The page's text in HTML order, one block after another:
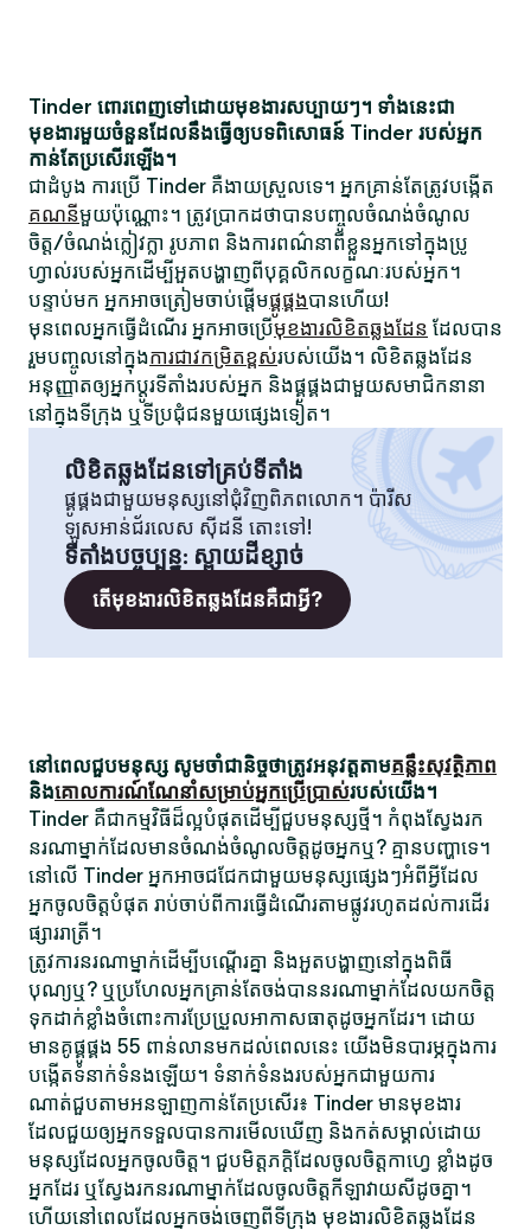
Tinder ពោរពេញទៅដោយមុខងារសប្បាយៗ។ ទាំងនេះជា
មុខងារមួយចំនួនដែលនឹងធ្វើឲ្យបទពិសោធន៍ Tinder របស់អ្នក
កាន់តែប្រសើរឡើង។
ជាដំបូង ការប្រើ Tinder គឺងាយស្រួលទេ។ អ្នកគ្រាន់តែត្រូវបង្កើត
គណនីមួយប៉ុណ្ណោះ។ ត្រូវប្រាកដថាបានបញ្ចូលចំណង់ចំណូល
ចិត្ត/ចំណង់ក្លៀវក្លា រូបភាព និងការពណ៌នាពីខ្លួនអ្នកទៅក្នុងប្រូ
ហ្វាល់របស់អ្នកដើម្បីអួតបង្ហាញពីបុគ្គលិកលក្ខណៈរបស់អ្នក។
បន្ទាប់មក អ្នកអាចត្រៀមចាប់ផ្តើមផ្គូផ្គងបានហើយ!
មុនពេលអ្នកធ្វើដំណើរ អ្នកអាចប្រើមុខងារលិខិតឆ្លងដែន ដែលបាន
រួមបញ្ចូលនៅក្នុងការជាវកម្រិតខ្ពស់របស់យើង។ លិខិតឆ្លងដែន
អនុញ្ញាតឲ្យអ្នកប្តូរទីតាំងរបស់អ្នក និងផ្គូផ្គងជាមួយសមាជិកនានា
នៅក្នុងទីក្រុង ឬទីប្រជុំជនមួយផ្សេងទៀត។
លិខិតឆ្លងដែនទៅគ្រប់ទីតាំង
ផ្គូផ្គងជាមួយមនុស្សនៅជុំវិញពិភពលោក។ ប៉ារីស
ឡូសអាន់ជ័រលេស ស៊ីដនី តោះទៅ!
ទីតាំងបច្ចុប្បន្ន: ស្ពាយដីខ្សាច់
តើមុខងារលិខិតឆ្លងដែនគឺជាអ្វី?
នៅពេលជួបមនុស្ស សូមចាំជានិច្ចថាត្រូវអនុវត្តតាមគន្លឹះសុវត្ថិភាព
និងគោលការណ៍ណែនាំសម្រាប់អ្នកប្រើប្រាស់របស់យើង។
Tinder គឺជាកម្មវិធីដ៏ល្អបំផុតដើម្បីជួបមនុស្សថ្មី។ កំពុងស្វែងរក
នរណាម្នាក់ដែលមានចំណង់ចំណូលចិត្តដូចអ្នកឬ? គ្មានបញ្ហាទេ។
នៅលើ Tinder អ្នកអាចជជែកជាមួយមនុស្សផ្សេងៗអំពីអ្វីដែល
អ្នកចូលចិត្តបំផុត រាប់ចាប់ពីការធ្វើដំណើរតាមផ្លូវរហូតដល់ការដើរ
ផ្សាររាត្រី។
ត្រូវការនរណាម្នាក់ដើម្បីបណ្តើរគ្នា និងអួតបង្ហាញនៅក្នុងពិធី
បុណ្យឬ? ឬប្រហែលអ្នកគ្រាន់តែចង់បាននរណាម្នាក់ដែលយកចិត្ត
ទុកដាក់ខ្លាំងចំពោះការប្រែប្រួលអាកាសធាតុដូចអ្នកដែរ។ ដោយ
មានគូផ្គូផ្គង 55 ពាន់លានមកដល់ពេលនេះ យើងមិនបារម្ភក្នុងការ
បង្កើតទំនាក់ទំនងឡើយ។ ទំនាក់ទំនងរបស់អ្នកជាមួយការ
ណាត់ជួបតាមអនឡាញកាន់តែប្រសើរ៖ Tinder មានមុខងារ
ដែលជួយឲ្យអ្នកទទួលបានការមើលឃើញ និងកត់សម្គាល់ដោយ
មនុស្សដែលអ្នកចូលចិត្ត។ ជួបមិត្តភក្តិដែលចូលចិត្តកាហ្វេ ខ្លាំងដូច
អ្នកដែរ ឬស្វែងរកនរណាម្នាក់ដែលចូលចិត្តកីឡាវាយសីដូចគ្នា។
ហើយនៅពេលដែលអ្នកចង់ចេញពីទីក្រុង មុខងារលិខិតឆ្លងដែន